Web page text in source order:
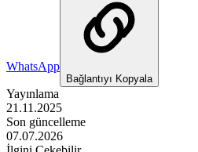
WhatsApp
Bağlantıyı Kopyala
Yayınlama
21.11.2025
Son güncelleme
07.07.2026